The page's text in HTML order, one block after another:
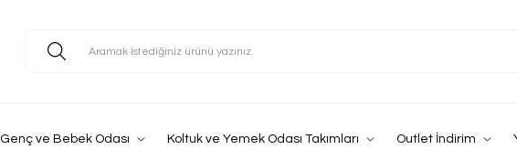
Genç ve Bebek Odası Koltuk ve Yemek Odası Takımları Outlet İndirim